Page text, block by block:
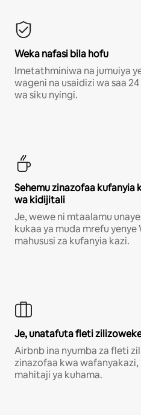
Weka nafasi bila hofu
Imetathminiwa na jumuiya
wageni na usaidizi wa saa
wa siku nyingi.
Sehemu zinazofaa kufanyia
wa kidijitali
Je, wewe ni mtaalamu
kukaa ya muda mrefu yenye
mahususi za kufanyia kazi.
Je, unatafuta fleti
Airbnb ina nyumba za fleti
zinazofaa kwa wafanyakazi,
mahitaji ya kuhama.